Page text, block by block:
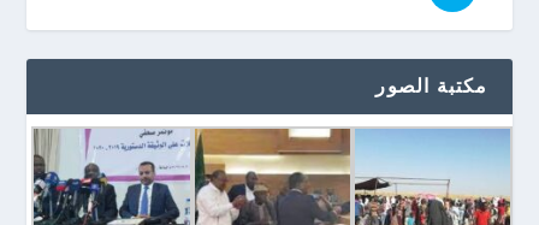
مكتبة الصور